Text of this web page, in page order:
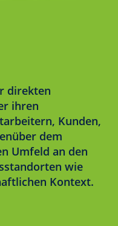
direkten
ihren
Kunden,
dem
Umfeld an den
wie
Kontext.